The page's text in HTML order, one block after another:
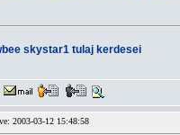
skystar1 tulaj kerdesei
2003-03-12 15:48:58